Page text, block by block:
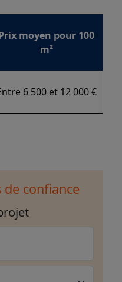
moyen pour 100
m²
6 500 et 12 000 €
de confiance